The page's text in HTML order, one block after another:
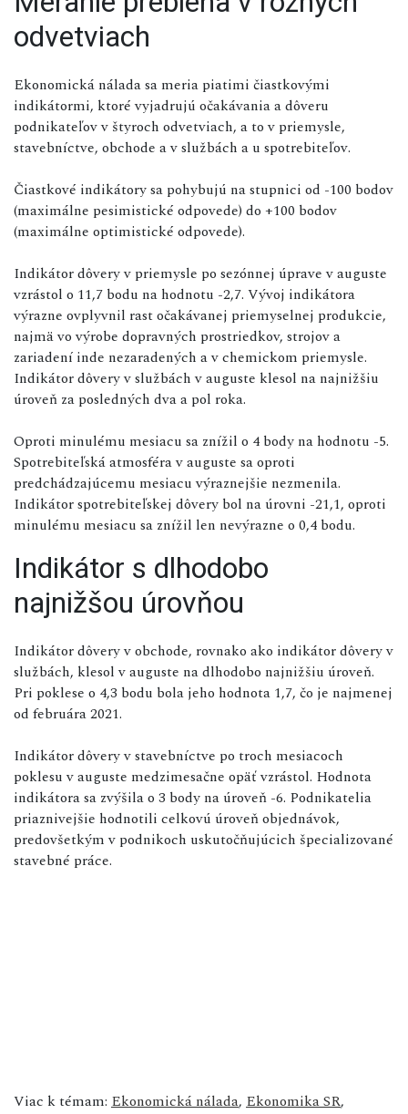
odvetviach
Ekonomická nálada sa meria piatimi čiastkovými
indikátormi, ktoré vyjadrujú očakávania a dôveru
podnikateľov v štyroch odvetviach, a to v priemysle,
stavebníctve, obchode a v službách a u spotrebiteľov.
Čiastkové indikátory sa pohybujú na stupnici od -100 bodov
(maximálne pesimistické odpovede) do +100 bodov
(maximálne optimistické odpovede).
Indikátor dôvery v priemysle po sezónnej úprave v auguste
vzrástol o 11,7 bodu na hodnotu -2,7. Vývoj indikátora
výrazne ovplyvnil rast očakávanej priemyselnej produkcie,
najmä vo výrobe dopravných prostriedkov, strojov a
zariadení inde nezaradených a v chemickom priemysle.
Indikátor dôvery v službách v auguste klesol na najnižšiu
úroveň za posledných dva a pol roka.
Oproti minulému mesiacu sa znížil o 4 body na hodnotu -5.
Spotrebiteľská atmosféra v auguste sa oproti
predchádzajúcemu mesiacu výraznejšie nezmenila.
Indikátor spotrebiteľskej dôvery bol na úrovni -21,1, oproti
minulému mesiacu sa znížil len nevýrazne o 0,4 bodu.
Indikátor s dlhodobo
najnižšou úrovňou
Indikátor dôvery v obchode, rovnako ako indikátor dôvery v
službách, klesol v auguste na dlhodobo najnižšiu úroveň.
Pri poklese o 4,3 bodu bola jeho hodnota 1,7, čo je najmenej
od februára 2021.
Indikátor dôvery v stavebníctve po troch mesiacoch
poklesu v auguste medzimesačne opäť vzrástol. Hodnota
indikátora sa zvýšila o 3 body na úroveň -6. Podnikatelia
priaznivejšie hodnotili celkovú úroveň objednávok,
predovšetkým v podnikoch uskutočňujúcich špecializované
stavebné práce.
Viac k témam: Ekonomická nálada, Ekonomika SR,